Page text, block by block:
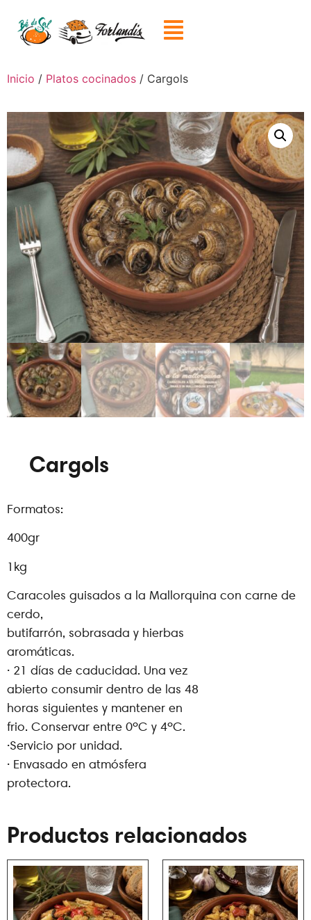
Inicio / Platos cocinados / Cargols
Cargols
Formatos:
400gr
1kg
Caracoles guisados a la Mallorquina con carne de
cerdo,
butifarrón, sobrasada y hierbas
aromáticas.
· 21 días de caducidad. Una vez
abierto consumir dentro de las 48
horas siguientes y mantener en
frio. Conservar entre 0ºC y 4ºC.
·Servicio por unidad.
· Envasado en atmósfera
protectora.
Productos relacionados